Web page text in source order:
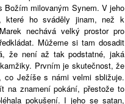
Božím milovaným Synem. V jeho
které ho sváděly jinam, než k
nechává velký prostor pro
Můžeme si tam dosadit
že není až tak podstatné, jaká
Prvním je skutečnost, že
co Ježíše s námi velmi sbližuje.
na znamení pokání, přestože to
pokušení. I jeho se satan,